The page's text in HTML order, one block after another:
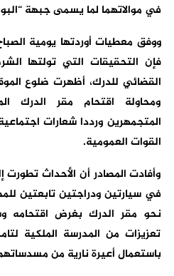
في موالاتهما لما يسمى جبهة
ووفق معطيات أوردتها يومية
فإن التحقيقات التي تولتها
القضائي للدرك، أظهرت ضلوع
ومحاولة اقتحام مقر الدرك
المتجمهرين ورددا شعارات
القوات العمومية.
وأفادت المصادر أن الأحداث تطورت
في سيارتين ودراجتين تابعتين
نحو مقر الدرك بغرض اقتحامه
تعزيزات من المدرسة الملكية
باستعمال أعيرة نارية من